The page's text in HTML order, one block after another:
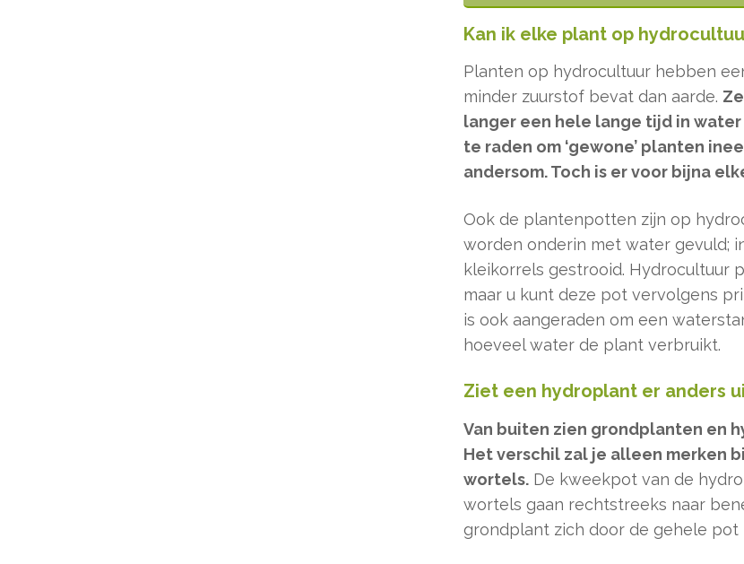
Kan ik elke plant op
Planten op hydrocultuur hebben
minder zuurstof bevat dan aarde.
langer een hele lange tijd in water
te raden om ‘gewone’ planten
andersom. Toch is er voor bijna
Ook de plantenpotten zijn op
worden onderin met water gevuld;
kleikorrels gestrooid. Hydrocultuur
maar u kunt deze pot vervolgens
is ook aangeraden om een
hoeveel water de plant verbruikt.
Ziet een hydroplant er anders
Van buiten zien grondplanten en
Het verschil zal je alleen merken
wortels. De kweekpot van de
wortels gaan rechtstreeks naar
grondplant zich door de gehele